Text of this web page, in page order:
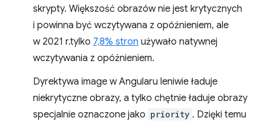
skrypty. Większość obrazów nie jest krytycznych
i powinna być wczytywana z opóźnieniem, ale
w 2021 r.tylko 7,8% stron używało natywnej
wczytywania z opóźnieniem.
Dyrektywa image w Angularu leniwie ładuje
niekrytyczne obrazy, a tylko chętnie ładuje obrazy
specjalnie oznaczone jako priority . Dzięki temu